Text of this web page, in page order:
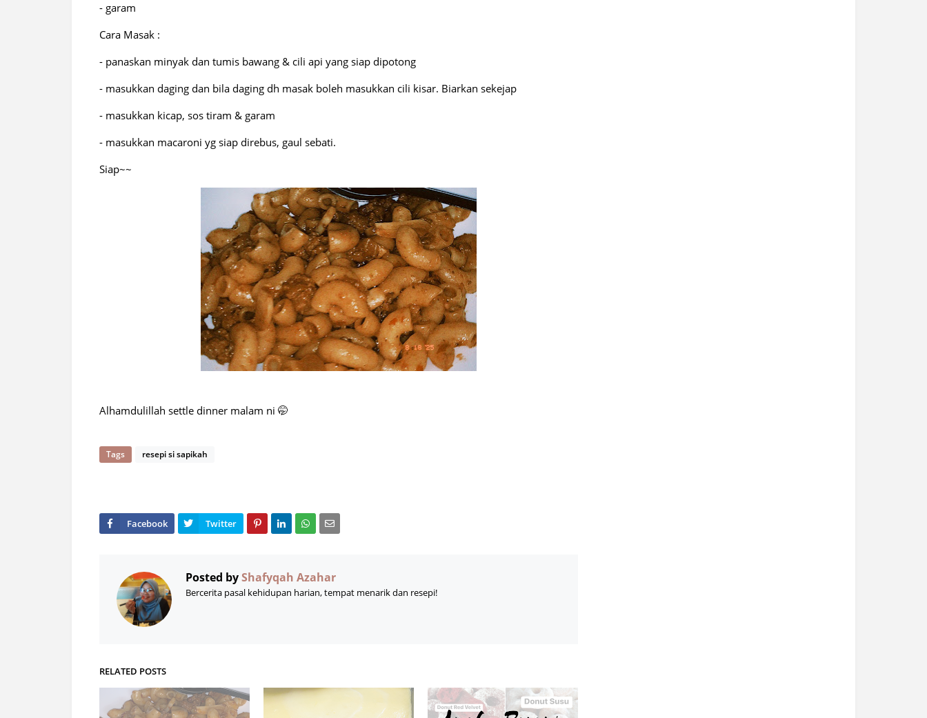
- garam
Cara Masak :
- panaskan minyak dan tumis bawang & cili api yang siap dipotong
- masukkan daging dan bila daging dh masak boleh masukkan cili kisar. Biarkan sekejap
- masukkan kicap, sos tiram & garam
- masukkan macaroni yg siap direbus, gaul sebati.
Siap~~
Alhamdulillah settle dinner malam ni 🤭
Tags resepi si sapikah
Posted byShafyqah Azahar
Bercerita pasal kehidupan harian, tempat menarik dan resepi!
RELATED POSTS